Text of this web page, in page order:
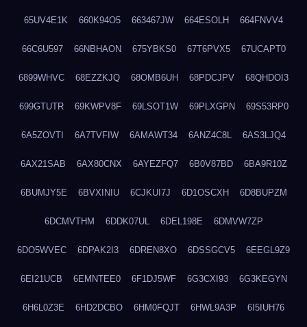
65UV4E1K 660K94O5 663467JW 664ESOLH 664FNVV4
66C6U597 66NBHAON 675YBKS0 67T6PVX5 67UCAPT0
6899WHVC 68EZZKJQ 68OMB6UH 68PDCJPV 68QHDOI3
699GTUTR 69KWPV8F 69LSOT1W 69PLXGPN 69S53RP0
6A5ZOVTI 6A7TVFIW 6AMAWT34 6ANZ4C8L 6AS3LJQ4
6AX21SAB 6AX80CNX 6AYEZFQ7 6B0V87BD 6BA9R10Z
6BUMJY5E 6BVXINIU 6CJKUI7J 6D1OSCXH 6D8BUPZM
6DCMVTHM 6DDK07UL 6DEL198E 6DMVW7ZP
6DO5WVEC 6DPAK2I3 6DREN8XO 6DSSGCV5 6EEGL9Z9
6EI21UCB 6EMNTEE0 6F1DJ5WF 6G3CXI93 6G3KEGYN
6H6L0Z3E 6HD2DCBO 6HM0FQJT 6HWL9A3P 6I5IUH76